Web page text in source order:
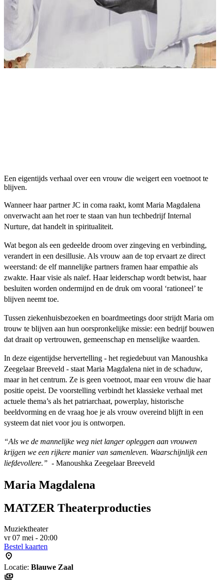
Een eigentijds verhaal over een vrouw die weigert een voetnoot te
blijven.
Wanneer haar partner JC in coma raakt, komt Maria Magdalena
onverwacht aan het roer te staan van hun techbedrijf Internal
Nurture, dat handelt in spiritualiteit.
Wat begon als een gedeelde droom over zingeving en verbinding,
verandert in een desillusie. Als vrouw aan de top ervaart ze direct
weerstand: de elf mannelijke partners framen haar empathie als
zwakte. Haar visie als naïef. Haar leiderschap wordt betwist, haar
besluiten worden ondermijnd en de druk om vooral ‘rationeel’ te
blijven neemt toe.
Tussen ziekenhuisbezoeken en boardmeetings door strijdt Maria om
trouw te blijven aan hun oorspronkelijke missie: een bedrijf bouwen
dat draait op vertrouwen, gemeenschap en menselijke waarden.
In deze eigentijdse hervertelling - het regiedebuut van Manoushka
Zeegelaar Breeveld - staat Maria Magdalena niet in de schaduw,
maar in het centrum. Ze is geen voetnoot, maar een vrouw die haar
positie opeist. De voorstelling verbindt het klassieke verhaal met
actuele thema’s als het patriarchaat, powerplay, historische
beeldvorming en de vraag hoe je als vrouw overeind blijft in een
systeem dat niet voor jou is ontworpen.
“Als we de mannelijke weg niet langer opleggen aan vrouwen
krijgen we een rijkere manier van samenleven. Waarschijnlijk een
liefdevollere.” - Manoushka Zeegelaar Breeveld
Maria Magdalena
MATZER Theaterproducties
Muziektheater
vr 07 mei - 20:00
Bestel kaarten
Locatie: Blauwe Zaal